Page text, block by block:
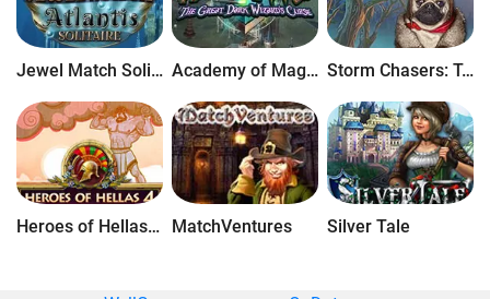
geweiht sind, zu öffnen und die Magie der Altäre wiederherzustellen.
Genießen Sie Minispiele, spannende Hintergrundgeschichte,
wunderschöne Grafikeffekte, die Sie durch mehr als 60 Level
Jewel Match Solitaire Atlantis Academy of Magic: The Great Dark Wizard's Curse Storm Chasers: Tornado Islands
Heroes of Hellas 4: Geburt einer Legende MatchVentures Silver Tale